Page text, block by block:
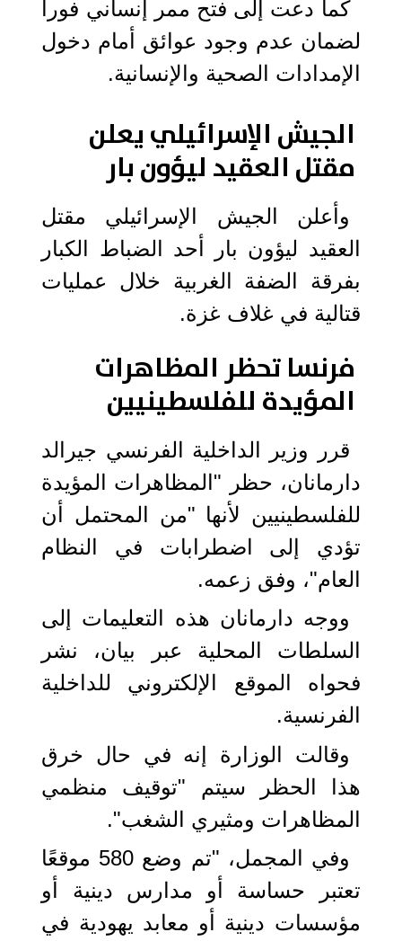
كما دعت إلى فتح ممر إنساني فورا
لضمان عدم وجود عوائق أمام دخول
الإمدادات الصحية والإنسانية.
الجيش الإسرائيلي يعلن
مقتل العقيد ليؤون بار
وأعلن الجيش الإسرائيلي مقتل
العقيد ليؤون بار أحد الضباط الكبار
بفرقة الضفة الغربية خلال عمليات
قتالية في غلاف غزة.
فرنسا تحظر المظاهرات
المؤيدة للفلسطينيين
قرر وزير الداخلية الفرنسي جيرالد
دارمانان، حظر "المظاهرات المؤيدة
للفلسطينيين لأنها "من المحتمل أن
تؤدي إلى اضطرابات في النظام
العام"، وفق زعمه.
ووجه دارمانان هذه التعليمات إلى
السلطات المحلية عبر بيان، نشر
فحواه الموقع الإلكتروني للداخلية
الفرنسية.
وقالت الوزارة إنه في حال خرق
هذا الحظر سيتم "توقيف منظمي
المظاهرات ومثيري الشغب".
وفي المجمل، "تم وضع 580 موقعًا
تعتبر حساسة أو مدارس دينية أو
مؤسسات دينية أو معابد يهودية في